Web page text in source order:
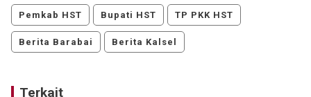
Pemkab HST Bupati HST TP PKK HST
Berita Barabai Berita Kalsel
Terkait